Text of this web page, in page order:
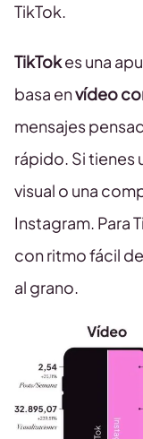
TikTok.
TikTokes una
basa envídeo
mensajes
rápido. Si tienes
visual o una
Instagram. Para
con ritmo fácil
al grano.